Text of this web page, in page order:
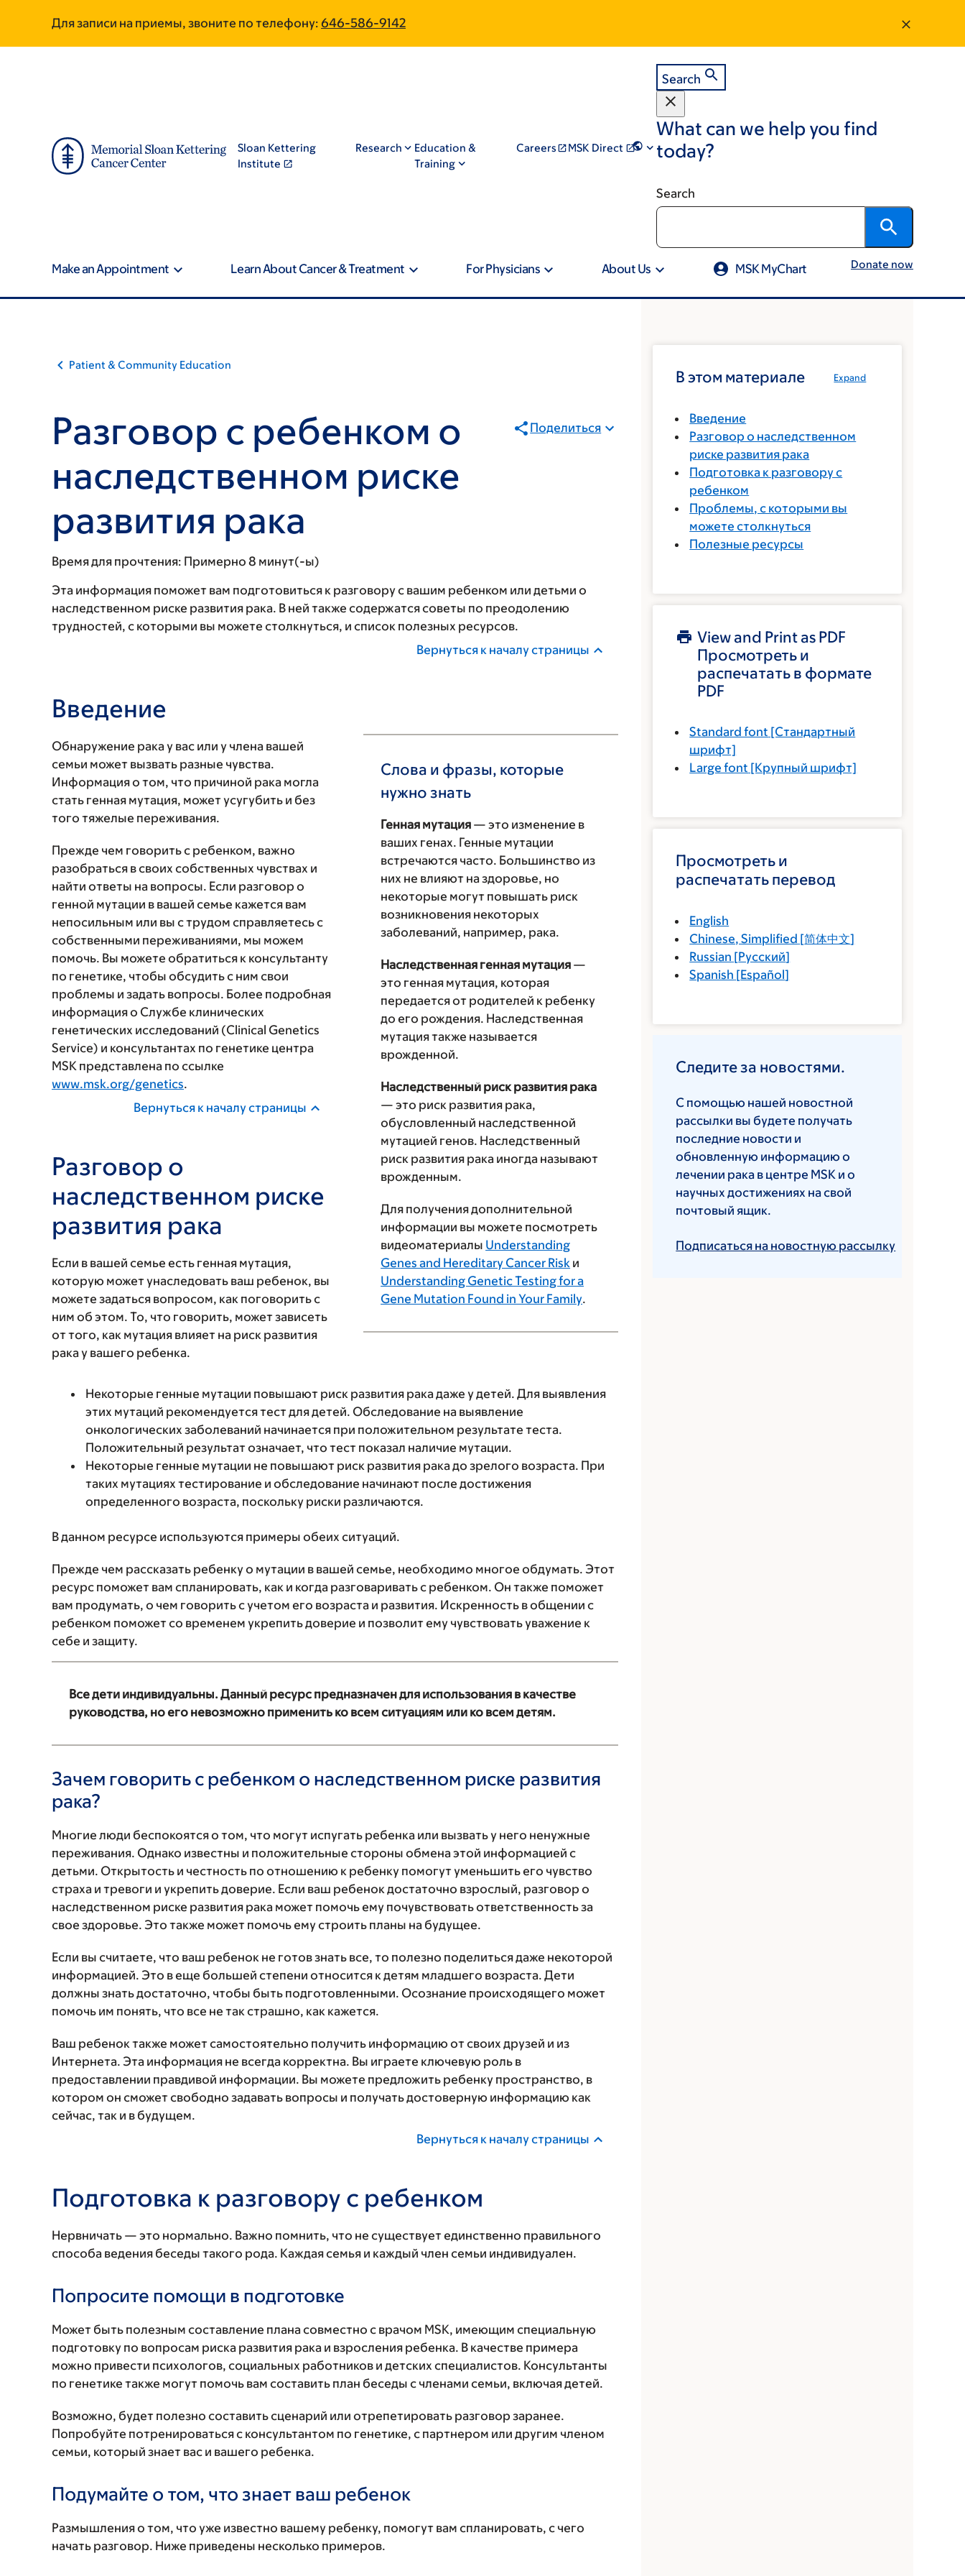
main
footer
Для записи на приемы, звоните по телефону: 646-586-9142
Sloan Kettering
Institute
Research
Education &
Training
Careers MSK Direct
Search
What can we help you find
today?
Search
Make an Appointment Learn About Cancer & Treatment For Physicians About Us MSK MyChart Donate now
Patient & Community Education
Разговор с ребенком о
наследственном риске
развития рака
Поделиться
Время для прочтения: Примерно 8 минут(-ы)
Эта информация поможет вам подготовиться к разговору с вашим ребенком или детьми о
наследственном риске развития рака. В ней также содержатся советы по преодолению
трудностей, с которыми вы можете столкнуться, и список полезных ресурсов.
Вернуться к началу страницы
Введение
Слова и фразы, которые
нужно знать
Генная мутация — это изменение в
ваших генах. Генные мутации
встречаются часто. Большинство из
них не влияют на здоровье, но
некоторые могут повышать риск
возникновения некоторых
заболеваний, например, рака.
Наследственная генная мутация —
это генная мутация, которая
передается от родителей к ребенку
до его рождения. Наследственная
мутация также называется
врожденной.
Наследственный риск развития рака
— это риск развития рака,
обусловленный наследственной
мутацией генов. Наследственный
риск развития рака иногда называют
врожденным.
Для получения дополнительной
информации вы можете посмотреть
видеоматериалы Understanding
Genes and Hereditary Cancer Risk и
Understanding Genetic Testing for a
Gene Mutation Found in Your Family.
Обнаружение рака у вас или у члена вашей
семьи может вызвать разные чувства.
Информация о том, что причиной рака могла
стать генная мутация, может усугубить и без
того тяжелые переживания.
Прежде чем говорить с ребенком, важно
разобраться в своих собственных чувствах и
найти ответы на вопросы. Если разговор о
генной мутации в вашей семье кажется вам
непосильным или вы с трудом справляетесь с
собственными переживаниями, мы можем
помочь. Вы можете обратиться к консультанту
по генетике, чтобы обсудить с ним свои
проблемы и задать вопросы. Более подробная
информация о Службе клинических
генетических исследований (Clinical Genetics
Service) и консультантах по генетике центра
MSK представлена по ссылке
www.msk.org/genetics.
Вернуться к началу страницы
Разговор о
наследственном риске
развития рака
Если в вашей семье есть генная мутация,
которую может унаследовать ваш ребенок, вы
можете задаться вопросом, как поговорить с
ним об этом. То, что говорить, может зависеть
от того, как мутация влияет на риск развития
рака у вашего ребенка.
Некоторые генные мутации повышают риск развития рака даже у детей. Для выявления
этих мутаций рекомендуется тест для детей. Обследование на выявление
онкологических заболеваний начинается при положительном результате теста.
Положительный результат означает, что тест показал наличие мутации.
Некоторые генные мутации не повышают риск развития рака до зрелого возраста. При
таких мутациях тестирование и обследование начинают после достижения
определенного возраста, поскольку риски различаются.
В данном ресурсе используются примеры обеих ситуаций.
Прежде чем рассказать ребенку о мутации в вашей семье, необходимо многое обдумать. Этот
ресурс поможет вам спланировать, как и когда разговаривать с ребенком. Он также поможет
вам продумать, о чем говорить с учетом его возраста и развития. Искренность в общении с
ребенком поможет со временем укрепить доверие и позволит ему чувствовать уважение к
себе и защиту.
Все дети индивидуальны. Данный ресурс предназначен для использования в качестве
руководства, но его невозможно применить ко всем ситуациям или ко всем детям.
Зачем говорить с ребенком о наследственном риске развития
рака?
Многие люди беспокоятся о том, что могут испугать ребенка или вызвать у него ненужные
переживания. Однако известны и положительные стороны обмена этой информацией с
детьми. Открытость и честность по отношению к ребенку помогут уменьшить его чувство
страха и тревоги и укрепить доверие. Если ваш ребенок достаточно взрослый, разговор о
наследственном риске развития рака может помочь ему почувствовать ответственность за
свое здоровье. Это также может помочь ему строить планы на будущее.
Если вы считаете, что ваш ребенок не готов знать все, то полезно поделиться даже некоторой
информацией. Это в еще большей степени относится к детям младшего возраста. Дети
должны знать достаточно, чтобы быть подготовленными. Осознание происходящего может
помочь им понять, что все не так страшно, как кажется.
Ваш ребенок также может самостоятельно получить информацию от своих друзей и из
Интернета. Эта информация не всегда корректна. Вы играете ключевую роль в
предоставлении правдивой информации. Вы можете предложить ребенку пространство, в
котором он сможет свободно задавать вопросы и получать достоверную информацию как
сейчас, так и в будущем.
Вернуться к началу страницы
Подготовка к разговору с ребенком
Нервничать — это нормально. Важно помнить, что не существует единственно правильного
способа ведения беседы такого рода. Каждая семья и каждый член семьи индивидуален.
Попросите помощи в подготовке
Может быть полезным составление плана совместно с врачом MSK, имеющим специальную
подготовку по вопросам риска развития рака и взросления ребенка. В качестве примера
можно привести психологов, социальных работников и детских специалистов. Консультанты
по генетике также могут помочь вам составить план беседы с членами семьи, включая детей.
Возможно, будет полезно составить сценарий или отрепетировать разговор заранее.
Попробуйте потренироваться с консультантом по генетике, с партнером или другим членом
семьи, который знает вас и вашего ребенка.
Подумайте о том, что знает ваш ребенок
Размышления о том, что уже известно вашему ребенку, помогут вам спланировать, с чего
начать разговор. Ниже приведены несколько примеров.
Expand
В этом материале
Введение
Разговор о наследственном
риске развития рака
Подготовка к разговору с
ребенком
Проблемы, с которыми вы
можете столкнуться
Полезные ресурсы
View and Print as PDF
Просмотреть и
распечатать в формате
PDF
Standard font [Стандартный
шрифт]
Large font [Крупный шрифт]
Просмотреть и
распечатать перевод
English
Chinese, Simplified [简体中文]
Russian [Русский]
Spanish [Español]
Следите за новостями.
С помощью нашей новостной
рассылки вы будете получать
последние новости и
обновленную информацию о
лечении рака в центре MSK и о
научных достижениях на свой
почтовый ящик.
Подписаться на новостную рассылку